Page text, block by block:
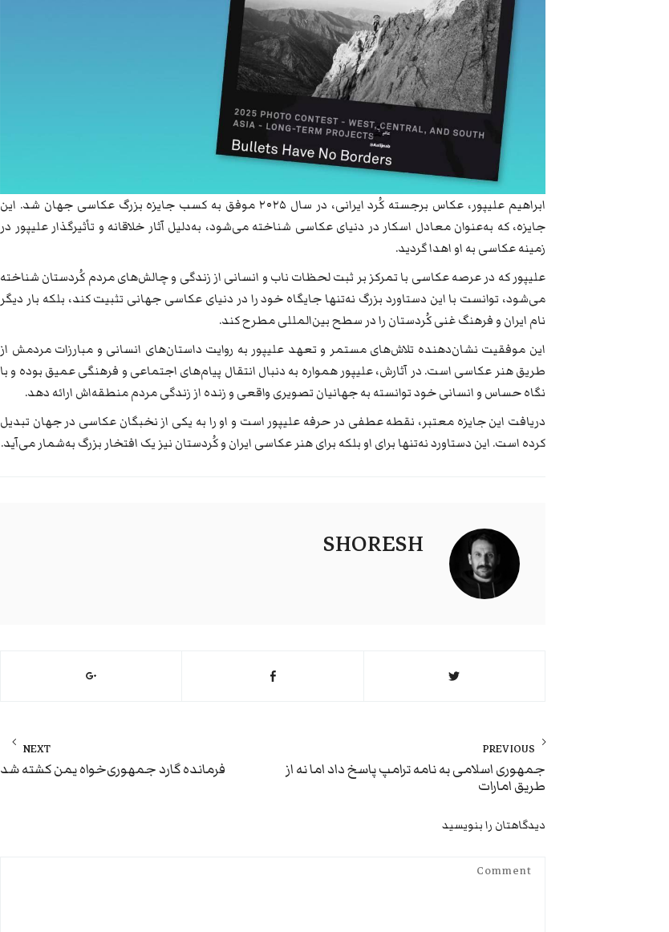
ابراهیم علیپور، عکاس برجسته کُرد ایرانی، در سال ۲۰۲۵ موفق به کسب جایزه بزرگ عکاسی جهان شد. این
جایزه، که به‌عنوان معادل اسکار در دنیای عکاسی شناخته می‌شود، به‌دلیل آثار خلاقانه و تأثیرگذار علیپور در
زمینه عکاسی به او اهدا گردید.
علیپور که در عرصه عکاسی با تمرکز بر ثبت لحظات ناب و انسانی از زندگی و چالش‌های مردم کُردستان شناخته
می‌شود، توانست با این دستاورد بزرگ نه‌تنها جایگاه خود را در دنیای عکاسی جهانی تثبیت کند، بلکه بار دیگر
نام ایران و فرهنگ غنی کُردستان را در سطح بین‌المللی مطرح کند.
این موفقیت نشان‌دهنده تلاش‌های مستمر و تعهد علیپور به روایت داستان‌های انسانی و مبارزات مردمش از
طریق هنر عکاسی است. در آثارش، علیپور همواره به دنبال انتقال پیام‌های اجتماعی و فرهنگی عمیق بوده و با
نگاه حساس و انسانی خود توانسته به جهانیان تصویری واقعی و زنده از زندگی مردم منطقه‌اش ارائه دهد.
دریافت این جایزه معتبر، نقطه عطفی در حرفه علیپور است و او را به یکی از نخبگان عکاسی در جهان تبدیل
کرده است. این دستاورد نه‌تنها برای او بلکه برای هنر عکاسی ایران و کُردستان نیز یک افتخار بزرگ به‌شمار می‌آید.
SHORESH
راهبری
نوشته
PREVIOUS
Previous
post:
جمهوری اسلامی به نامه ترامپ پاسخ داد اما نه از
طریق امارات
NEXT
فرمانده گارد جمهوری‌خواه یمن کشته شد
دیدگاهتان را بنویسید